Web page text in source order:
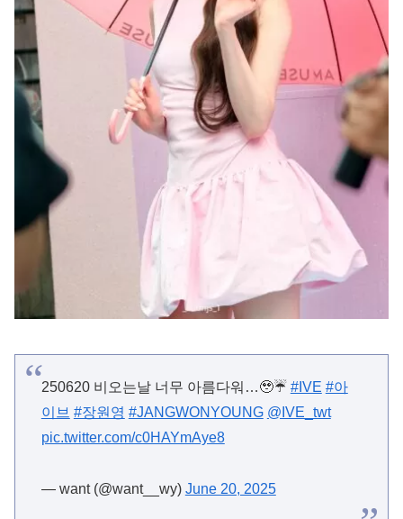
250620 비오는날 너무 아름다워…🥹☔️ #IVE #아
이브
#장원영 #JANGWONYOUNG
@IVE_twt
pic.twitter.com/c0HAYmAye8
— want (@want__wy) June 20, 2025